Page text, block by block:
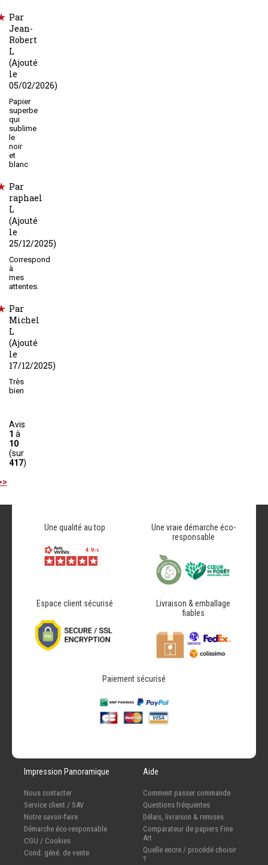
Par
Jean-
Robert
L
(Ajouté
le
05/02/2026)
Papier
superbe
qui
sublime
le
noir
et
blanc
Par
raphael
L
(Ajouté
le
25/12/2025)
Correspond
à
mes
attentes.
Par
Michel
L
(Ajouté
le
17/12/2025)
Très
bien
Avis
1 à
10
(sur
417)
Une qualité au top
Une vraie démarche éco-
responsable
Espace client sécurisé
Livraison & emballage
fiables
Paiement sécurisé
Impression Panoramique
Nous contacter
Service client / SAV
Notre savoir-faire
Démarche éco-responsable
CGU / Cookies
Cond. géné. de vente
Aide
Comment passer commande
Questions fréquentes
Délais, livraison & remises
Comparateur de papiers Fine
Art
Quelle encre / procédé choisir
?